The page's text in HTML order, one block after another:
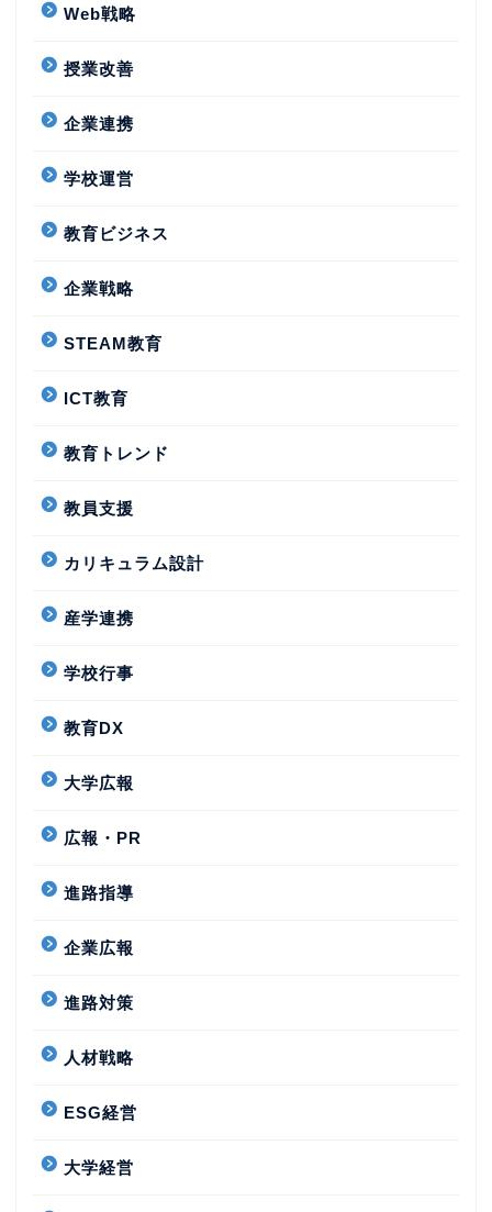
Web戦略
授業改善
企業連携
学校運営
教育ビジネス
企業戦略
STEAM教育
ICT教育
教育トレンド
教員支援
カリキュラム設計
産学連携
学校行事
教育DX
大学広報
広報・PR
進路指導
企業広報
進路対策
人材戦略
ESG経営
大学経営